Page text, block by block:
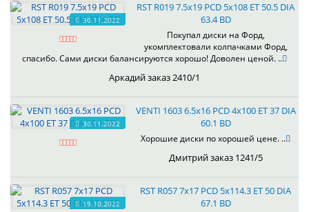
30.11.2022
RST R019 7.5x19 PCD 5x108 ET 50.5 DIA
63.4 BD
Покупал диски на Форд,
укомплектовали колпачками Форд,
спасибо. Сами диски балансируются хорошо! Доволен ценой. ..
Аркадий заказ 2410/1
30.11.2022
VENTI 1603 6.5x16 PCD 4x100 ET 37 DIA
60.1 BD
Хорошие диски по хорошей цене. ..
Дмитрий заказ 1241/5
19.10.2022
RST R057 7x17 PCD 5x114.3 ET 50 DIA
67.1 BD